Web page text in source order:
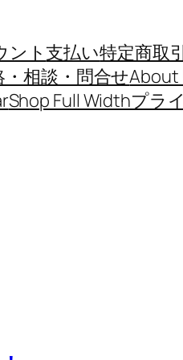
ント支払い特定商取
・相談・問合せAbout
Shop Full Widthプラ